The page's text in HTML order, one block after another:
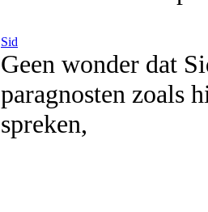
Sid
Geen wonder dat
paragnosten zoals
spreken,